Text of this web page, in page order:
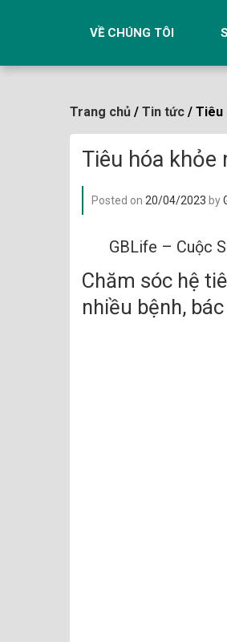
VỀ CHÚNG TÔI
Trang chủ / Tin tức / Tiêu
Tiêu hóa khỏe
Posted on 20/04/2023 by
GBLife – Cuộc
Chăm sóc hệ
nhiều bệnh,